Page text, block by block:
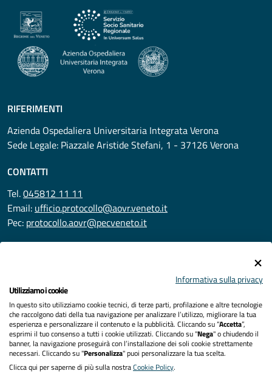
RIFERIMENTI
Azienda Ospedaliera Universitaria Integrata Verona
Sede Legale: Piazzale Aristide Stefani, 1 - 37126 Verona
CONTATTI
Tel.045812 11 11
Email: ufficio.protocollo@aovr.veneto.it
Pec: protocollo.aovr@pecveneto.it
Privacy
Accessibilità
Note legali
Informativa sulla privacy
Utilizziamo i cookie
In questo sito utilizziamo cookie tecnici, di terze parti, profilazione e altre tecnologie
che raccolgono dati della tua navigazione per analizzare l’utilizzo, migliorare la tua
esperienza e personalizzare il contenuto e la pubblicità. Cliccando su “Accetta”,
esprimi il tuo consenso a tutti i cookie utilizzati. Cliccando su "Nega" o chiudendo il
banner, la navigazione proseguirà con l’installazione dei soli cookie strettamente
necessari. Cliccando su "Personalizza" puoi personalizzare la tua scelta.
Clicca qui per saperne di più sulla nostraCookie Policy.